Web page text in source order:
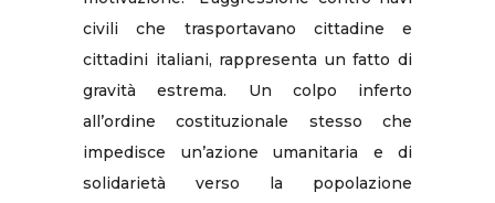
civili che trasportavano cittadine e
cittadini italiani, rappresenta un fatto di
gravità estrema. Un colpo inferto
all’ordine costituzionale stesso che
impedisce un’azione umanitaria e di
solidarietà verso la popolazione